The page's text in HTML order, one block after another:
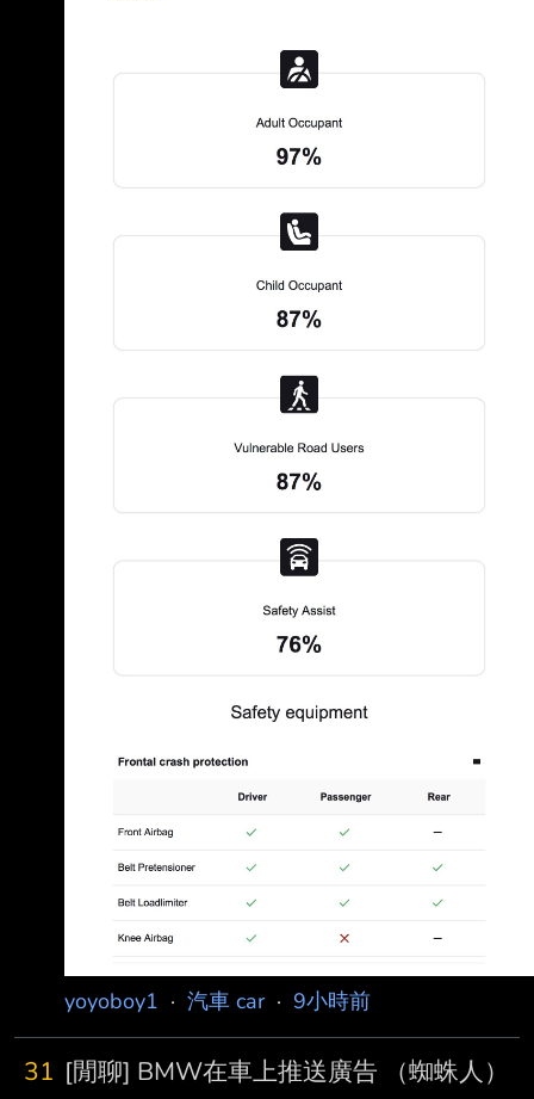
yoyoboy1 · 汽車 car· 9小時前
31 [閒聊] BMW在車上推送廣告 （蜘蛛人）